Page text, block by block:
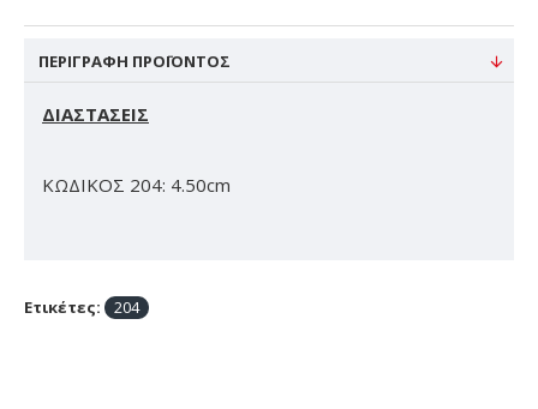
ΠΕΡΙΓΡΑΦΉ ΠΡΟΪΌΝΤΟΣ
ΔΙΑΣΤΑΣΕΙΣ
ΚΩΔΙΚΟΣ 204: 4.50cm
Ετικέτες: 204